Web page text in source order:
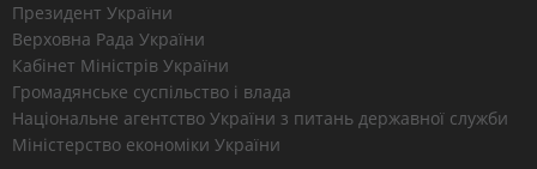
Президент України
Верховна Рада України
Кабінет Міністрів України
Громадянське суспільство і влада
Національне агентство України з питань державної служби
Міністерство економіки України